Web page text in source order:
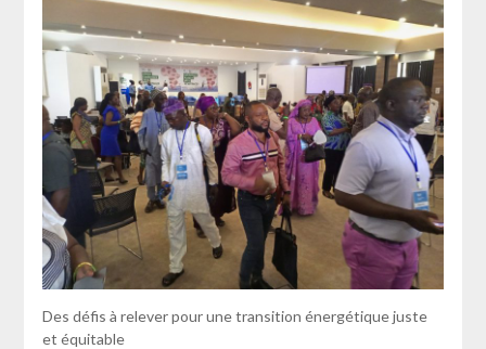
Des défis à relever pour une transition énergétique juste
et équitable